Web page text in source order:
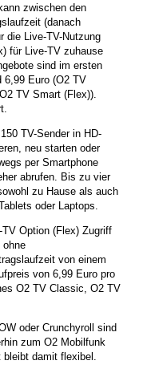
zwischen den
(danach
die Live-TV-Nutzung
für Live-TV zuhause
sind im ersten
6,99 Euro (O2 TV
TV Smart (Flex)).
TV-Sender in HD-
neu starten oder
per Smartphone
abrufen. Bis zu vier
zu Hause als auch
oder Laptops.
Option (Flex) Zugriff
ohne
von einem
von 6,99 Euro pro
O2 TV Classic, O2 TV
oder Crunchyroll sind
zum O2 Mobilfunk
damit flexibel.